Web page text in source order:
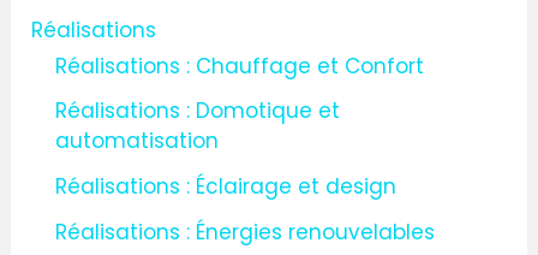
Réalisations
Réalisations : Chauffage et Confort
Réalisations : Domotique et
automatisation
Réalisations : Éclairage et design
Réalisations : Énergies renouvelables